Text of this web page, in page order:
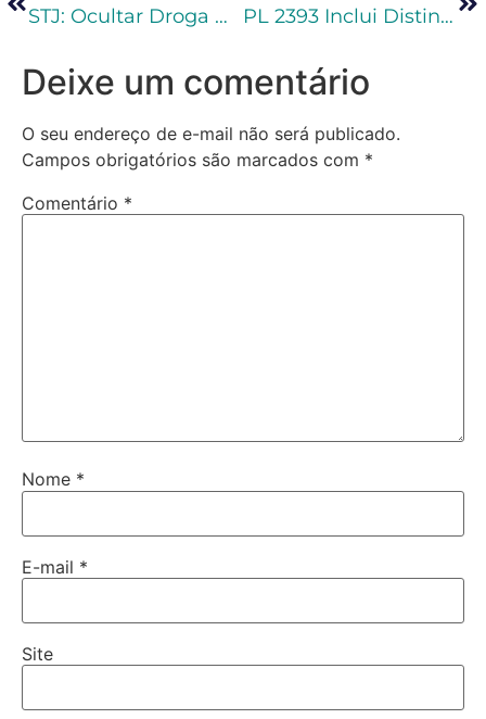
STJ: Ocultar Droga Na Região Pélvica Para Entrar Em Presídio Não Agrava Culpabilidade PL 2393 Inclui Distinção Entre Autor E Participante De Crime No Código Penal
Deixe um comentário
O seu endereço de e-mail não será publicado.
Campos obrigatórios são marcados com *
Comentário *
Nome *
E-mail *
Site